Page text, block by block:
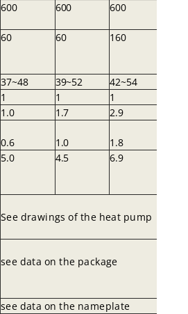
600 600 600
60 60 160
37~48 39~52
42~54
1 1
1
1.0 1.7
2.9
0.6 1.0
1.8
5.0 4.5 6.9
See drawingsofthe heat pump
see data onthe package
see data onthe nameplate